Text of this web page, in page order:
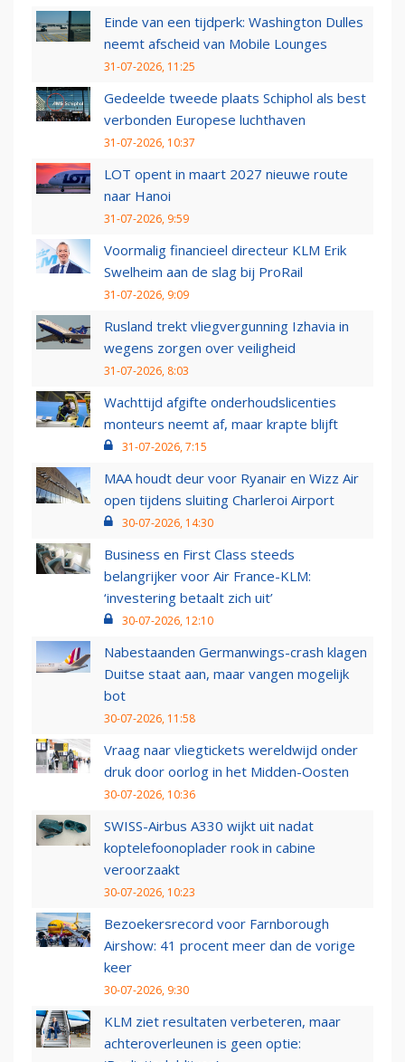
Einde van een tijdperk: Washington Dulles
neemt afscheid van Mobile Lounges
31-07-2026, 11:25
Gedeelde tweede plaats Schiphol als best
verbonden Europese luchthaven
31-07-2026, 10:37
LOT opent in maart 2027 nieuwe route
naar Hanoi
31-07-2026, 9:59
Voormalig financieel directeur KLM Erik
Swelheim aan de slag bij ProRail
31-07-2026, 9:09
Rusland trekt vliegvergunning Izhavia in
wegens zorgen over veiligheid
31-07-2026, 8:03
Wachttijd afgifte onderhoudslicenties
monteurs neemt af, maar krapte blijft
31-07-2026, 7:15
MAA houdt deur voor Ryanair en Wizz Air
open tijdens sluiting Charleroi Airport
30-07-2026, 14:30
Business en First Class steeds
belangrijker voor Air France-KLM:
‘investering betaalt zich uit’
30-07-2026, 12:10
Nabestaanden Germanwings-crash klagen
Duitse staat aan, maar vangen mogelijk
bot
30-07-2026, 11:58
Vraag naar vliegtickets wereldwijd onder
druk door oorlog in het Midden-Oosten
30-07-2026, 10:36
SWISS-Airbus A330 wijkt uit nadat
koptelefoonoplader rook in cabine
veroorzaakt
30-07-2026, 10:23
Bezoekersrecord voor Farnborough
Airshow: 41 procent meer dan de vorige
keer
30-07-2026, 9:30
KLM ziet resultaten verbeteren, maar
achteroverleunen is geen optie: